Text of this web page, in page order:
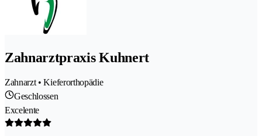
Zahnarztpraxis Kuhnert
Zahnarzt • Kieferorthopädie
Geschlossen
Excelente